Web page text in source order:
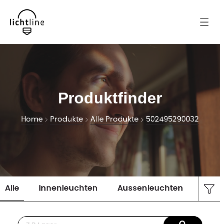
Produktfinder
Home Produkte Alle Produkte 502495290032
Alle Innenleuchten Aussenleuchten
This is a search field with an auto-suggest feature attached.